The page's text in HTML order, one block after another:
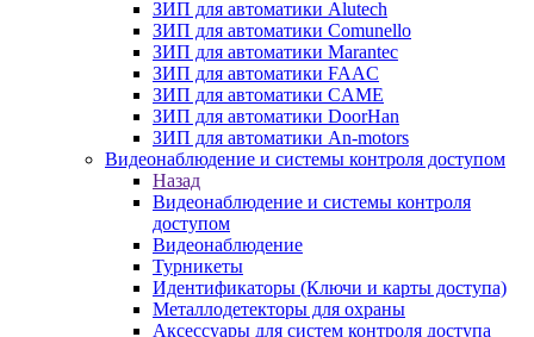
ЗИП для автоматики Alutech
ЗИП для автоматики Comunello
ЗИП для автоматики Marantec
ЗИП для автоматики FAAC
ЗИП для автоматики CAME
ЗИП для автоматики DoorHan
ЗИП для автоматики An-motors
Видеонаблюдение и системы контроля доступом
Назад
Видеонаблюдение и системы контроля
доступом
Видеонаблюдение
Турникеты
Идентификаторы (Ключи и карты доступа)
Металлодетекторы для охраны
Аксессуары для систем контроля доступа